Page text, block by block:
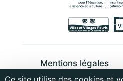
Mentions légales
Ce site utilise des cookies et